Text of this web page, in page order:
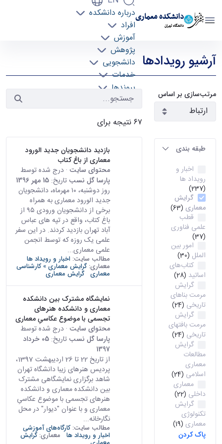
دانشکده معماری
دانشگاه تهران
درباره دانشکده
افراد
آموزش
پژوهش
دانشجویی
خدمات
پیوندها
تماس با ما
رویدادها - دانشکده معماری arch
آرشیو رویدادها
مرتب‌سازی بر اساس
طبقه بندی
اخبار و
رویداد ها
(237)
گرایش
معماری (63)
قطب
علمی فناوری
(37)
امور بین
الملل (30)
کتاب‌های
اساتید (28)
گرایش
مرمت بناهای
تاریخی (24)
گرایش
مرمت بافتهای
تاریخی (24)
گرایش
مطالعات
معماری
اسلامی (24)
معماری
داخلی (22)
گرایش
تکنولوژی
معماری (19)
پاک کردن
۶۷ نتیجه برای
بازدید دانشجویان جدید الورود
معماری از باغ کتاب
محتوای سایت · درج شده توسط
پارسا گل نسب تاریخ:15 مهر 1396
روز دوشنبه، ۱۰ مهرماه، دانشجویان
جدید الورود معماری به همراه
برخی از دانشجویان ورودی ۹۵ از
باغ کتاب، واقع در تپه های عباس
آباد تهران بازدید کردند. در این سفر
علمی یک روزه که توسط انجمن
علمی معماری...
مطالب سایت: اخبار و رویداد ها
معماری:گرایش معماری » کارشناسی
معماری گرایش معماری
نمایشگاه مشترک بین دانشکده
معماری و دانشکده هنرهای
تجسمی با موضوع عکاسیِ معماری
محتوای سایت · درج شده توسط
پارسا گل نسب تاریخ:
05 خرداد
1397
از تاریخ 22 تا 26 اردیبهشت 1397،
پردیس هنرهای زیبا دانشگاه تهران
شاهد برگزاری نمایشگاهی مشترک
بین دانشکده معماری و دانشکده
هنرهای تجسمی با موضوع عکاسیِ
معماری و با عنوان "دیوار" در محل
نگارخانه...
مطالب سایت:کارگاه‌های آموزشی
اخبار و رویداد ها معماری:گرایش